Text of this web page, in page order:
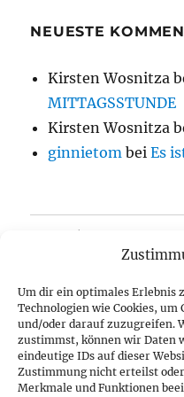
Um dir ein optimales Erlebnis
Technologien wie Cookies,
und/oder darauf zuzugreifen.
zustimmst, können wir Daten
eindeutige IDs auf dieser
Zustimmung nicht erteilst
Merkmale und Funktionen
NEUESTE
Kirsten Wosnitza
MITTAGSSTUNDE
Kirsten Wosnitza
ginnietom beiEs
Kontakt